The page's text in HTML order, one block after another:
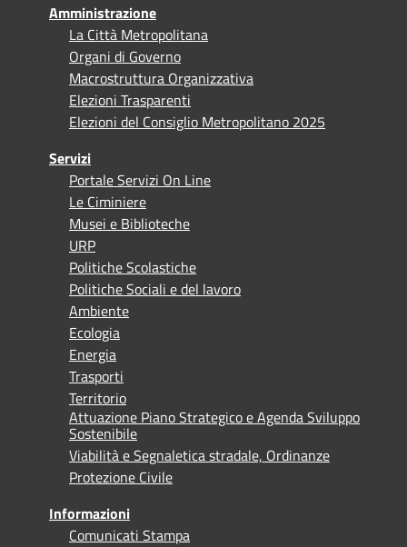
Amministrazione
La Città Metropolitana
Organi di Governo
Macrostruttura Organizzativa
Elezioni Trasparenti
Elezioni del Consiglio Metropolitano 2025
Servizi
Portale Servizi On Line
Le Ciminiere
Musei e Biblioteche
URP
Politiche Scolastiche
Politiche Sociali e del lavoro
Ambiente
Ecologia
Energia
Trasporti
Territorio
Attuazione Piano Strategico e Agenda Sviluppo
Sostenibile
Viabilità e Segnaletica stradale, Ordinanze
Protezione Civile
Informazioni
Comunicati Stampa